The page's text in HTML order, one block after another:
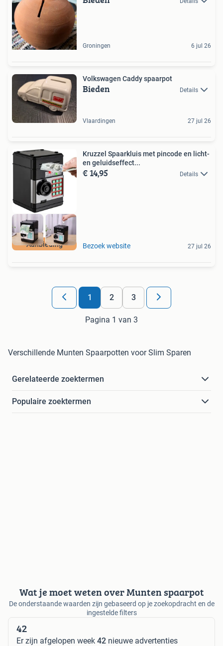
Groningen 6 jul 26
Volkswagen Caddy spaarpot
Bieden Details
Vlaardingen 27 jul 26
Aanbieding
Kruzzel Spaarkluis met pincode en licht-
en geluidseffect...
€ 14,95 Details
Bezoek website 27 jul 26
1 2 3
Pagina 1 van 3
Verschillende Munten Spaarpotten voor Slim Sparen
Gerelateerde zoektermen
Populaire zoektermen
Wat je moet weten over Munten spaarpot
De onderstaande waarden zijn gebaseerd op je zoekopdracht en de
ingestelde filters
42
Er zijn afgelopen week 42 nieuwe advertenties